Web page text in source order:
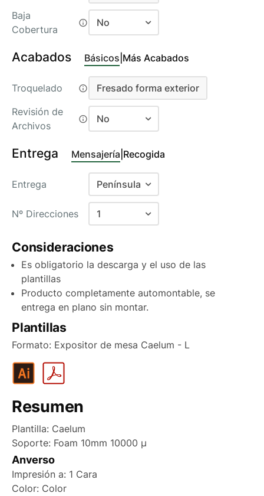
1 Cara
Color
Baja
Cobertura
No
Si
Acabados Básicos Más Acabados
Troquelado
Fresado forma exterior
Fresado forma exterior
Revisión de
Archivos
No
Si
Entrega Mensajería Recogida
Entrega
Península
Baleares
Canarias Aéreo
Canarias Marítimo
Península
Península antes de las 15:00
Portugal
Nº Direcciones 1
1
2
3
4
10
Consideraciones
Es obligatorio la descarga y el uso de las
plantillas
Producto completamente automontable, se
entrega en plano sin montar.
Plantillas
Formato: Expositor de mesa Caelum - L
Resumen
Plantilla: Caelum
Soporte: Foam 10mm 10000 µ
Anverso
Impresión a: 1 Cara
Color: Color